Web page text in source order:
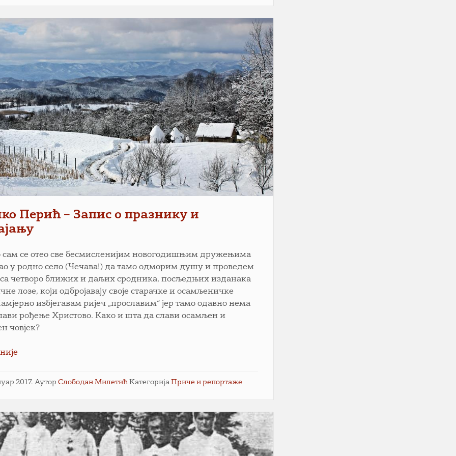
Перић – Запис о празнику и
сам се отео све бесмисленијим новогодишњим дружењима
у родно село (Чечава!) да тамо одморим душу и проведем
четворо ближих и даљих сродника, посљедњих изданака
лозе, који одбројавају своје старачке и осамљеничке
избјегавам ријеч „прославим“ јер тамо одавно нема
рођење Христово. Како и шта да слави осамљен и
човјек?
2017. АуторСлободан Милетић КатегоријаПриче и репортаже